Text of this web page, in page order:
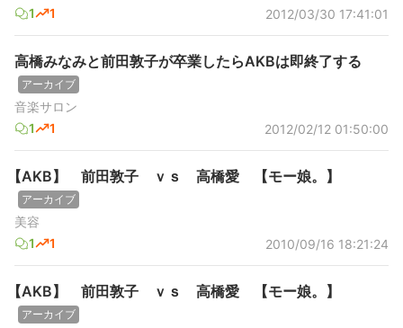
1
1 2012/03/30 17:41:01
高橋みなみと前田敦子が卒業したらAKBは即終了する
アーカイブ
音楽サロン
1
1 2012/02/12 01:50:00
【AKB】 前田敦子 ｖｓ 高橋愛 【モー娘。】
アーカイブ
美容
1
1 2010/09/16 18:21:24
【AKB】 前田敦子 ｖｓ 高橋愛 【モー娘。】
アーカイブ